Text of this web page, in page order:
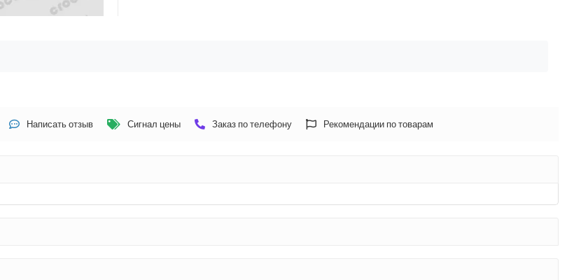
Написать отзыв Сигнал цены Заказ по телефону Рекомендации по товарам